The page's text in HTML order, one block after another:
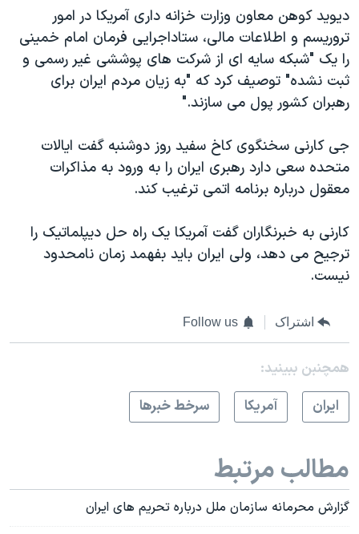
دیوید کوهن معاون وزارت خزانه داری آمریکا در امور
تروریسم و اطلاعات مالی، ستاداجرایی فرمان امام خمینی
را یک "شبکه سایه ای از شرکت های پوششی غیر رسمی و
ثبت نشده" توصیف کرد که "به زیان مردم ایران برای
رهبران کشور پول می سازند."
جی کارنی سخنگوی کاخ سفید روز دوشنبه گفت ایالات
متحده سعی دارد رهبری ایران را به ورود به مذاکرات
معقول درباره برنامه اتمی ترغیب کند.
کارنی به خبرنگاران گفت آمریکا یک راه حل دیپلماتیک را
ترجیح می دهد، ولی ایران باید بفهمد زمان نامحدود
نیست.
اشتراک Follow us
همچنبن ببینید:
ايران
آمريکا سرخط خبرها
مطالب مرتبط
گزارش محرمانه سازمان ملل درباره تحریم های ایران